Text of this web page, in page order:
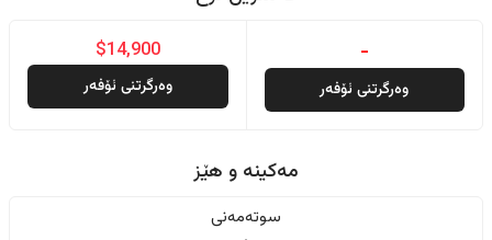
-
وەرگرتنی ئۆفەر
$14,900
وەرگرتنی ئۆفەر
مەکینە و هێز
سوتەمەنی